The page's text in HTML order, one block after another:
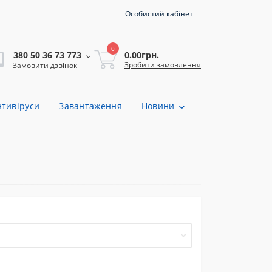
Особистий кабінет
380 50 36 73 773
Замовити дзвінок
0
0.00грн.
Зробити замовлення
Завантаження Новини